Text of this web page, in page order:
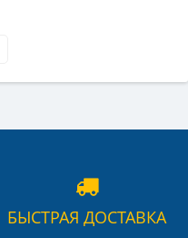
БЫСТРАЯ ДОСТАВКА